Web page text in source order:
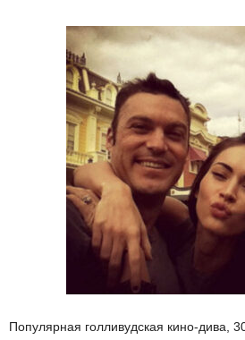
Популярная голливудская кино-дива,